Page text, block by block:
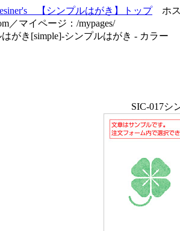
【シンプルはがき】トップホ
／マイページ：/mypages/
がき[simple]-シンプルはがき - カラー
SIC-017